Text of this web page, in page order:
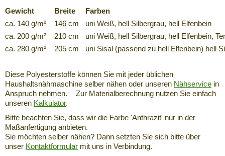
Gewicht
Breite
Farben
ca. 140 g/m²
146 cm
uni Weiß, hell Silbergrau, hell Elfenbein
ca. 200 g/m²
210 cm
uni Weiß, hell Silbergrau, hell Elfenbein,
ca. 280 g/m²
205 cm uni Sisal (passend zu hell Elfenbein) hell
Diese Polyesterstoffe können Sie mit jeder üblichen
Haushaltsnähmaschine selber nähen oder unseren Nähservice in
Anspruch nehmen. Zur Materialberechnung nutzen Sie einfach
unseren Kalkulator.
Bitte beachten Sie, dass wir die Farbe 'Anthrazit' nur in der
Maßanfertigung anbieten.
Sie möchten selber nähen? Dann setzten Sie sich bitte über
unser Kontaktformular mit uns in Verbindung.